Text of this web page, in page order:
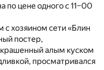
по цене одного с 11–00
хозяином сети «Блин
постер,
алым куском
просматривался